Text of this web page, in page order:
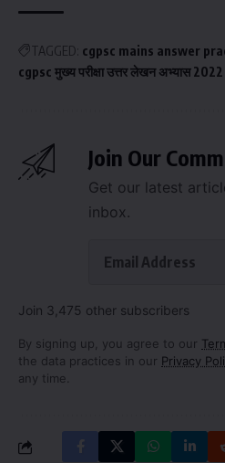
TAGGED: cgpsc mains answer
cgpsc मुख्य परीक्षा उत्तर लेखन अभ्यास 2022
Join Our
Get our latest
inbox.
Join 3,475 other subscribers
By signing up, you agree to our
the data practices in our Privacy
any time.